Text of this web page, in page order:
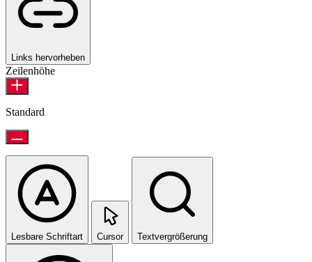
Links hervorheben
Zeilenhöhe
Standard
Lesbare Schriftart Cursor Textvergrößerung